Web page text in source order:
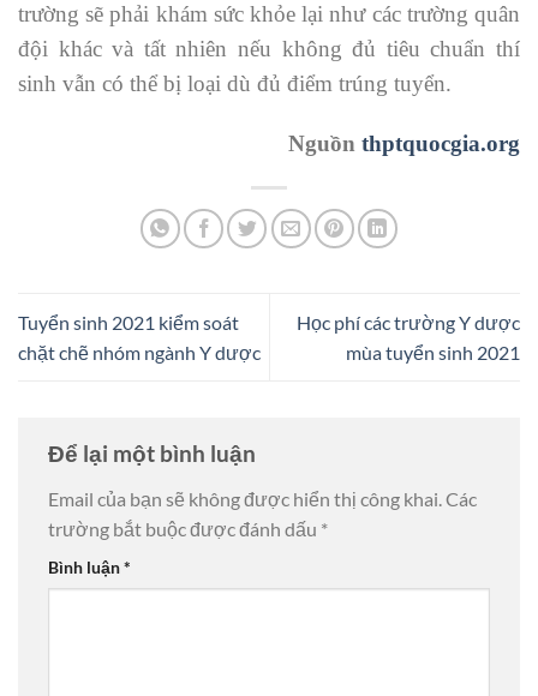
trường sẽ phải khám sức khỏe lại như các trường quân
đội khác và tất nhiên nếu không đủ tiêu chuẩn thí
sinh vẫn có thể bị loại dù đủ điểm trúng tuyển.
Nguồn thptquocgia.org
Tuyển sinh 2021 kiểm soát
chặt chẽ nhóm ngành Y dược
Học phí các trường Y dược
mùa tuyển sinh 2021
Để lại một bình luận
Email của bạn sẽ không được hiển thị công khai.Các
trường bắt buộc được đánh dấu *
Bình luận*